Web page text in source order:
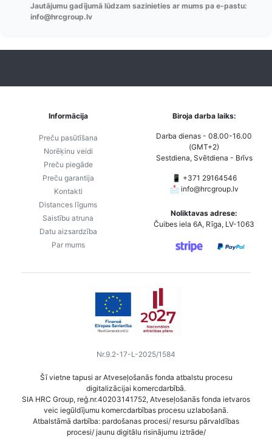
Izsekošana,
Pasūtījumu re-
lietotāja konta
PayPal
Jautājumu gadījumā lūdzam sazinieties ar mums pa e-pastu:
info@hrcgroup.lv
Informācija
Preču pasūtīšana
Norēķinu veidi
Preču piegāde
Preču garantija
Kontakti
Distances līgums
Saistību atruna
Datu aizsardzība
Par mums
Biroja darba laiks:
Darba dienas - 08.00-16.00
(GMT+2)
Sestdiena, Svētdiena - Brīvs
📱 +371 29164546
📩 info@hrcgroup.lv
Noliktavas adrese:
Čuibes iela 6A, Rīga, LV-1063
Nr.9.2-17-L-2025/1584
Šī vietne tapusi ar Atveseļošanās fonda atbalstu procesu
digitalizācijai komercdarbībā.
SIA HRC Group, reģ.nr.40203141752, Atveseļošanās fonda ietvaros
veic iegūldījumu komercdarbības procesu uzlabošanā.
Atbalstāmā darbība: pardošanas procesi/ resursu pārvaldības
procesi/ jaunu digitālu risinājumu iztrāde/